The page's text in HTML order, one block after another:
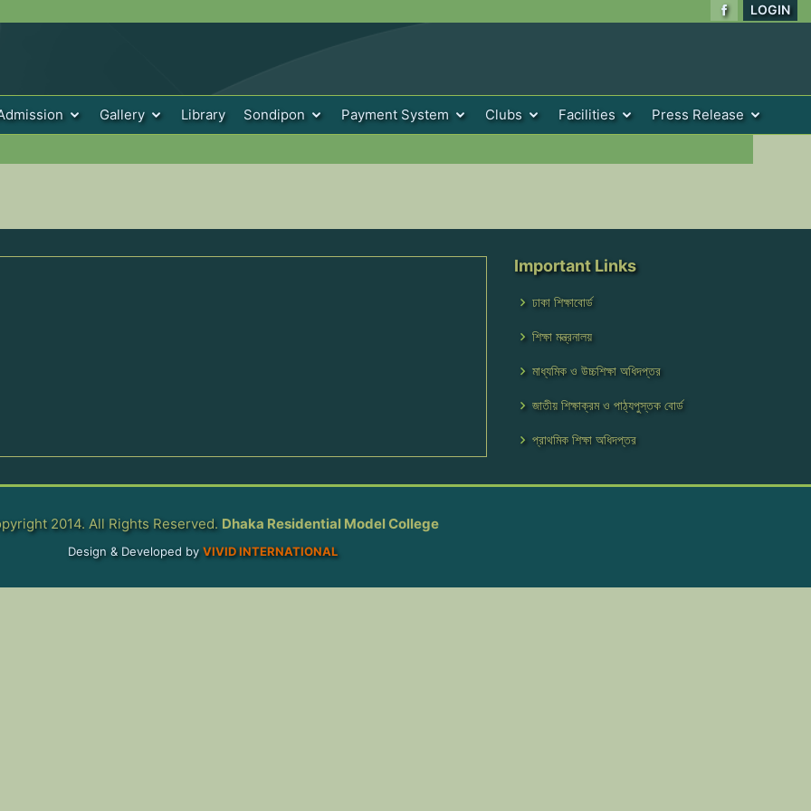
LOGIN
Gallery Library Sondipon Payment System Clubs Facilities Press Release
Important Links
ঢাকা শিক্ষাবোর্ড
শিক্ষা মন্ত্রনালয়
মাধ্যমিক ও উচ্চশিক্ষা অধিদপ্তর
জাতীয় শিক্ষাক্রম ও পাঠ্যপুস্তক বোর্ড
প্রাথমিক শিক্ষা অধিদপ্তর
2014. All Rights Reserved. Dhaka Residential Model College
Design & Developed by VIVID INTERNATIONAL